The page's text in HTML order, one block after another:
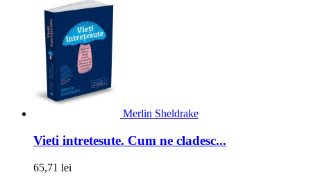
Merlin Sheldrake
Vieti intretesute. Cum ne cladesc...
65,71 lei